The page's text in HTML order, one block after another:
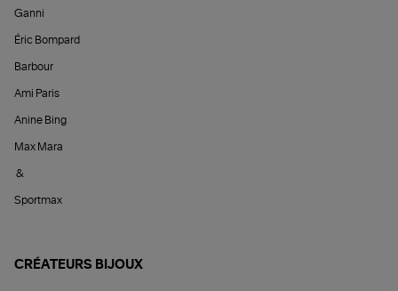
Ganni
Éric Bompard
Barbour
Ami Paris
Anine Bing
Max Mara
&
Sportmax
CRÉATEURS BIJOUX